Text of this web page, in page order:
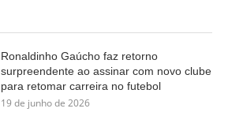
Ronaldinho Gaúcho faz retorno
surpreendente ao assinar com novo clube
para retomar carreira no futebol
19 de junho de 2026